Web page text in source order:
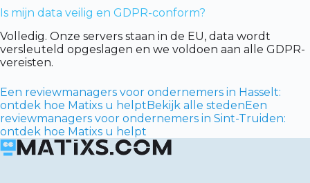
Is mijn data veilig en GDPR-conform?
Volledig. Onze servers staan in de EU, data wordt
versleuteld opgeslagen en we voldoen aan alle GDPR-
vereisten.
Een reviewmanagers voor ondernemers in Hasselt:
ontdek hoe Matixs u helptBekijk alle stedenEen
reviewmanagers voor ondernemers in Sint-Truiden:
ontdek hoe Matixs u helpt